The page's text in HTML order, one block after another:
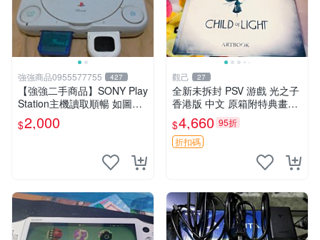
強強商品0955577755 427
【強強二手商品】SONY Play
Station主機讀取順暢 如圖全
部 ! 外觀完整乾淨
$2,000
觀己 27
全新未拆封 PSV 游戲 光之子
香港版 中文 原箱附特典畫冊
輝耀上市嚴選商品 光之子 港
版 PSV 特典畫冊
$4,660 95折
折扣碼